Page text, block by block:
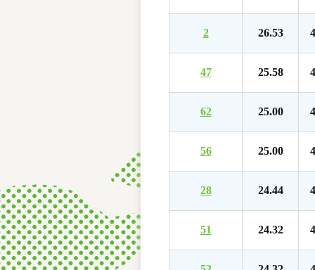
2 26.53
47 25.58
62 25.00
56 25.00
28 24.44
51 24.32